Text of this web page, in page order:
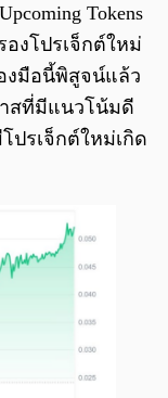
Tokens
องโปรเจ็กต์ใหม่
งมือนี้พิสูจน์แล้ว
สที่มีแนวโน้มดี
ปรเจ็กต์ใหม่เกิด